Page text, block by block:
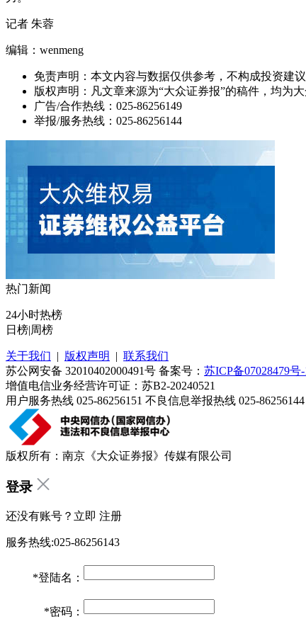
记者 朱蓉
编辑：wenmeng
免责声明：本文内容与数据仅供参考，不构成投资建
版权声明：凡文章来源为“大众证券报”的稿件，均为
广告/合作热线：025-86256149
举报/服务热线：025-86256144
热门新闻
24小时热榜
日榜|周榜
关于我们 | 版权声明 | 联系我们
苏公网安备 32010402000491号 备案号： 苏ICP备07028479号-
增值电信业务经营许可证：苏B2-20240521
用户服务热线 025-86256151 不良信息举报热线 025-86256144
版权所有：南京《大众证券报》传媒有限公司
登录
还没有账号？立即 注册
服务热线:025-86256143
*登陆名：
*密码：